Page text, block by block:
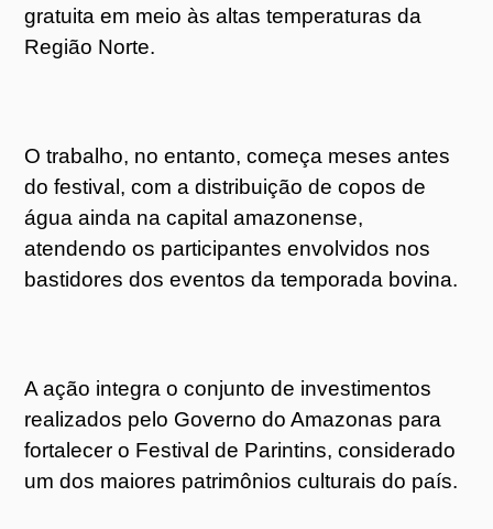
gratuita em meio às altas temperaturas da
Região Norte.
O trabalho, no entanto, começa meses antes
do festival, com a distribuição de copos de
água ainda na capital amazonense,
atendendo os participantes envolvidos nos
bastidores dos eventos da temporada bovina.
A ação integra o conjunto de investimentos
realizados pelo Governo do Amazonas para
fortalecer o Festival de Parintins, considerado
um dos maiores patrimônios culturais do país.